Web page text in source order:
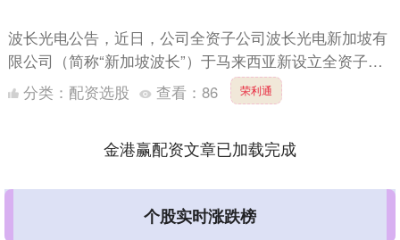
波长光电公告，近日，公司全资子公司波长光电新加坡有
限公司（简称“新加坡波长”）于马来西亚新设立全资子公
司RS Optics Sdn.Bhd.（中文译名：睿思光学....
分类： 配资选股 查看： 86 荣利通
金港赢配资文章已加载完成
个股实时涨跌榜